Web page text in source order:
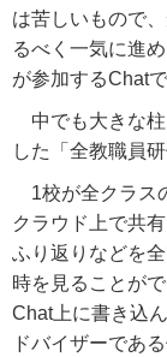
は苦しいもので
るべく一気に進
が参加するChat
中でも大きな
した「全教職員
1校が全クラス
クラウド上で共
ふり返りなどを
時を見ることが
Chat上に書き込
ドバイザーであ